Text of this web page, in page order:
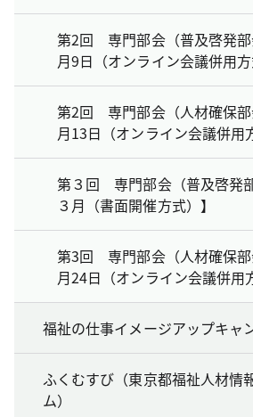
第2回 専門部会（普及啓発
月9日（オンライン会議併用方
第2回 専門部会（人材確保部
月13日（オンライン会議併用
第３回 専門部会（普及啓発
３月（書面開催方式）】
第3回 専門部会（人材確保部
月24日（オンライン会議併用
福祉の仕事イメージアップキャ
ふくむすび（東京都福祉人材情
ム）